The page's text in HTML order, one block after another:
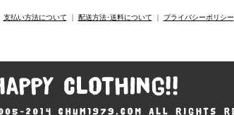
支払い方法について ｜ 配送方法･送料について ｜ プライバシーポリシー